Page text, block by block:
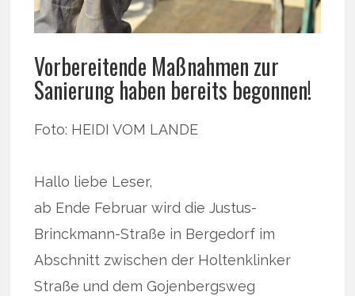
Vorbereitende Maßnahmen zur
Sanierung haben bereits begonnen!
Foto: HEIDI VOM LANDE
Hallo liebe Leser,
ab Ende Februar wird die Justus-
Brinckmann-Straße in Bergedorf im
Abschnitt zwischen der Holtenklinker
Straße und dem Gojenbergsweg